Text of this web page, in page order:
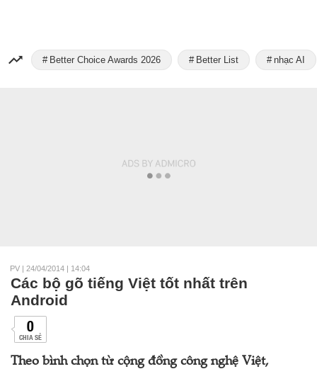
Better Choice Awards 2026 Better List nhạc AI
PV | 24/04/2014 | 14:04
Các bộ gõ tiếng Việt tốt nhất trên
Android
0
CHIA SẺ
Theo bình chọn từ cộng đồng công nghệ Việt,